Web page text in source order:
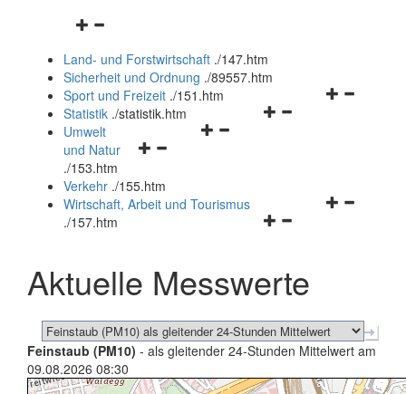
Navigationsmenü
und
schließen
Land- und Forstwirtschaft ./147.htm
Sicherheit und Ordnung ./89557.htm
Navigationsmenü
Sport und Freizeit ./151.htm
Navigationsmenü
Statistik ./statistik.htm
Navigationsmenü
und
schließen
Umwelt
und Natur
./153.htm
Verkehr ./155.htm
Navigationsmenü
schließen
Wirtschaft, Arbeit und Tourismus
./157.htm
Aktuelle Messwerte
Feinstaub (PM10) - als gleitender 24-Stunden Mittelwert am
09.08.2026 08:30